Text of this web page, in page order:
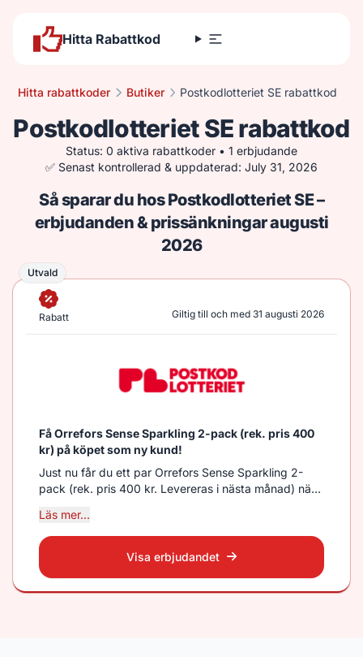
Hitta Rabattkod
Hitta rabattkoder Butiker Postkodlotteriet SE rabattkod
Postkodlotteriet SE rabattkod
Status: 0 aktiva rabattkoder • 1 erbjudande
✅ Senast kontrollerad & uppdaterad: July 31, 2026
Så sparar du hos Postkodlotteriet SE –
erbjudanden & prissänkningar augusti
2026
Utvald
Utvald
Rabatt Giltig till och med 31 augusti 2026
Få Orrefors Sense Sparkling 2-pack (rek. pris 400
kr) på köpet som ny kund!
Just nu får du ett par Orrefors Sense Sparkling 2-
pack (rek. pris 400 kr. Levereras i nästa månad) när
2026, gäller vid ett köptillfälle, max 1 lott.
Åldersgräns 18 år.
Läs mer...
Visa erbjudandet